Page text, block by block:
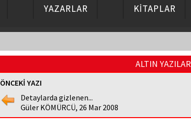
YAZARLAR KİTAPLAR
ALTIN YAZILAR
ÖNCEKİ YAZI
Detaylarda gizlenen...
Güler KÖMÜRCÜ, 26 Mar 2008